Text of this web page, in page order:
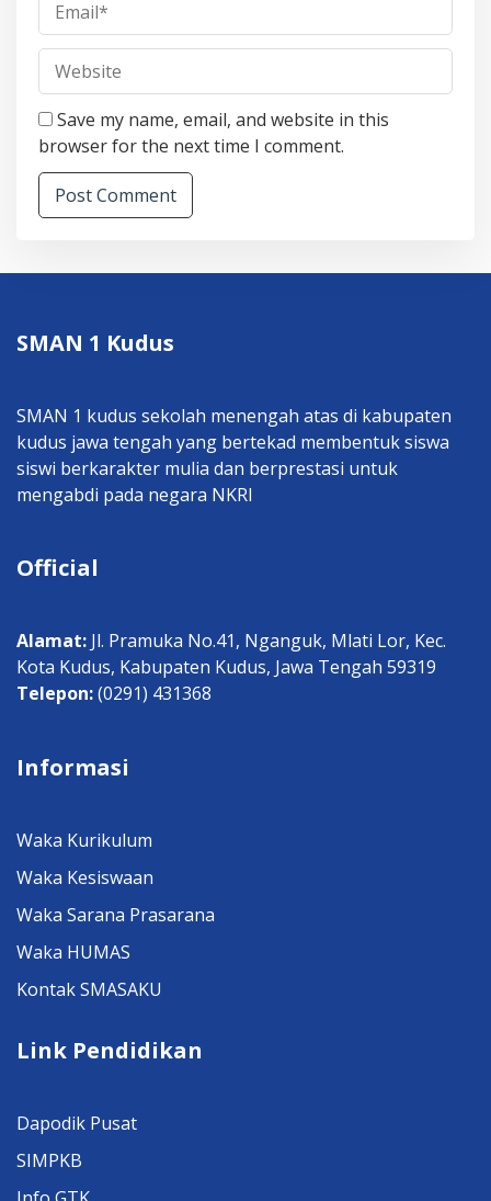
Save my name, email, and website in this
browser for the next time I comment.
SMAN 1 Kudus
SMAN 1 kudus sekolah menengah atas di kabupaten
kudus jawa tengah yang bertekad membentuk siswa
siswi berkarakter mulia dan berprestasi untuk
mengabdi pada negara NKRI
Official
Alamat: Jl. Pramuka No.41, Nganguk, Mlati Lor, Kec.
Kota Kudus, Kabupaten Kudus, Jawa Tengah 59319
Telepon:(0291) 431368
Informasi
Waka Kurikulum
Waka Kesiswaan
Waka Sarana Prasarana
Waka HUMAS
Kontak SMASAKU
Link Pendidikan
Dapodik Pusat
SIMPKB